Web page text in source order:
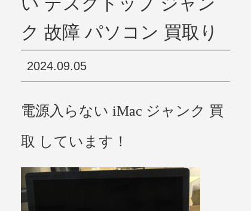
ク 故障 パソコン 買取り
2024.09.05
電源入らない iMac ジャンク 買
取 しています！